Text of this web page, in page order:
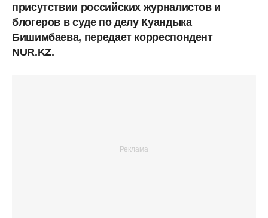
присутствии российских журналистов и
блогеров в суде по делу Куандыка
Бишимбаева, передает корреспондент
NUR.KZ.